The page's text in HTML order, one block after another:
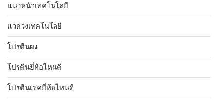
แนวหน้าเทคโนโลยี
แวดวงเทคโนโลยี
โปรตีนผง
โปรตีนยี่ห้อไหนดี
โปรตีนเชคยี่ห้อไหนดี